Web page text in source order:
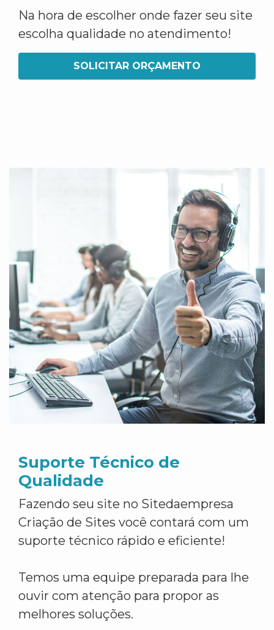
Na hora de escolher onde fazer seu site
escolha qualidade no atendimento!
SOLICITAR ORÇAMENTO
Suporte Técnico de
Qualidade
Fazendo seu site no Sitedaempresa
Criação de Sites você contará com um
suporte técnico rápido e eficiente!
Temos uma equipe preparada para lhe
ouvir com atenção para propor as
melhores soluções.